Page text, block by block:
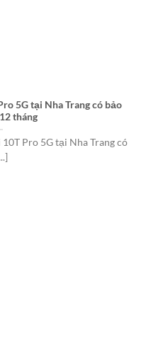
5G tại Nha Trang có bảo
tháng
Pro 5G tại Nha Trang có